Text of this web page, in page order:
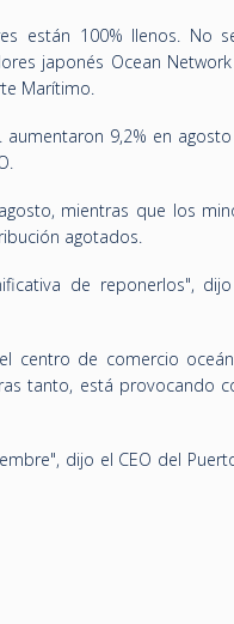
están 100% llenos. No
japonés Ocean Network
Marítimo.
9,2% en agosto
mientras que los
agotados.
de reponerlos", dijo
centro de comercio
tanto, está provocando
dijo el CEO del